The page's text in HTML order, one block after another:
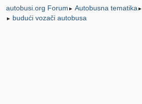
autobusi.org Forum ► Autobusna tematika ►
► budući vozači autobusa